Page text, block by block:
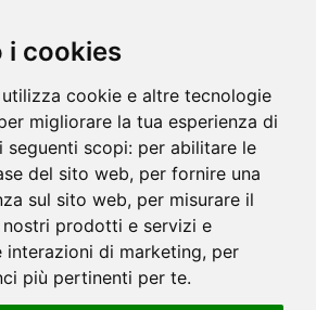
i cookies
cookie e altre tecnologie
migliorare la tua esperienza di
seguenti scopi: per abilitare le
del sito web, per fornire una
sul sito web, per misurare il
prodotti e servizi e
interazioni di marketing, per
più pertinenti per te.